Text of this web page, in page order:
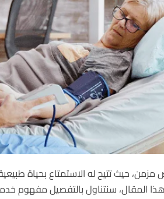
حيث تتيح له الاستمتاع بحياة
هذا المقال، سنتناول بالتفصيل مفهوم